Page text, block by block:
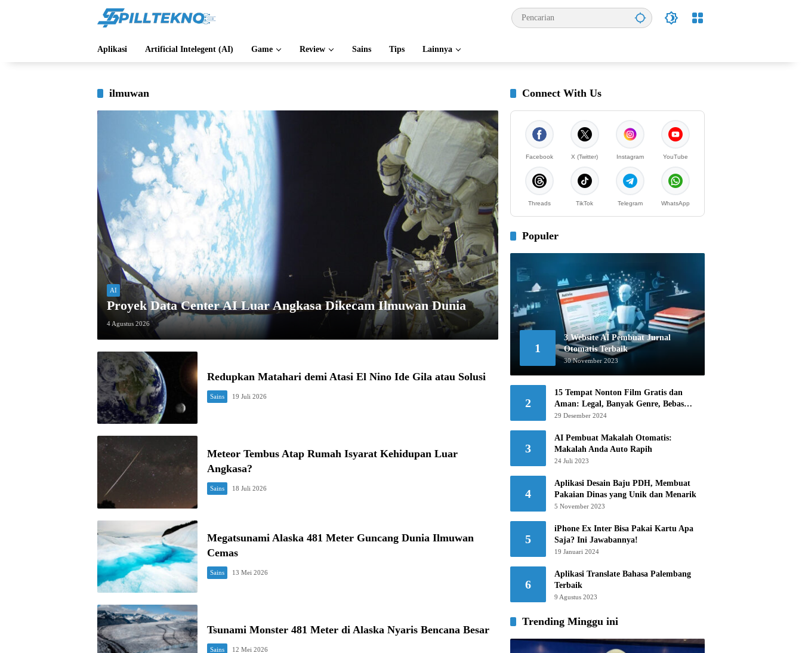
Aplikasi Artificial Intelegent (AI) Game Review Sains Tips Lainnya
ilmuwan
AI
Proyek Data Center AI Luar Angkasa Dikecam Ilmuwan Dunia
4 Agustus 2026
Redupkan Matahari demi Atasi El Nino Ide Gila atau Solusi
Sains 19 Juli 2026
Meteor Tembus Atap Rumah Isyarat Kehidupan Luar
Angkasa?
Sains 18 Juli 2026
Megatsunami Alaska 481 Meter Guncang Dunia Ilmuwan
Cemas
Sains 13 Mei 2026
Tsunami Monster 481 Meter di Alaska Nyaris Bencana Besar
Sains 12 Mei 2026
Connect With Us
Facebook X (Twitter) Instagram YouTube
Threads TikTok Telegram WhatsApp
Populer
1
3 Website AI Pembuat Jurnal
Otomatis Terbaik
30 November 2023
2
15 Tempat Nonton Film Gratis dan
Aman: Legal, Banyak Genre, Bebas
Khawatir!
29 Desember 2024
3
AI Pembuat Makalah Otomatis:
Makalah Anda Auto Rapih
24 Juli 2023
4
Aplikasi Desain Baju PDH, Membuat
Pakaian Dinas yang Unik dan Menarik
5 November 2023
5
iPhone Ex Inter Bisa Pakai Kartu Apa
Saja? Ini Jawabannya!
19 Januari 2024
6
Aplikasi Translate Bahasa Palembang
Terbaik
9 Agustus 2023
Trending Minggu ini